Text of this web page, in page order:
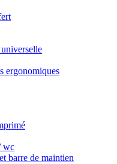
ergonomiques
wc
barre de maintien